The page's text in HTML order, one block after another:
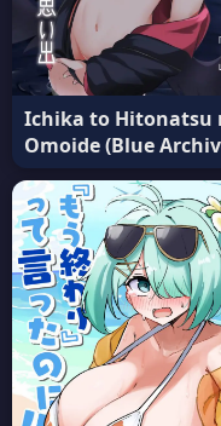
Ichika to Hitonatsu
Omoide (Blue
[Idomizuya
แปลไทย